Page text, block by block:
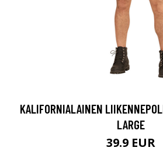
KALIFORNIALAINEN
LARGE
39.9 EUR